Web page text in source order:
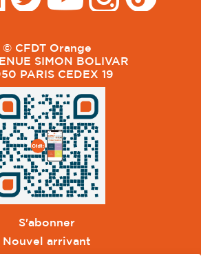
© CFDT Orange
SIMON BOLIVAR
PARIS CEDEX 19
S'abonner
Nouvel arrivant